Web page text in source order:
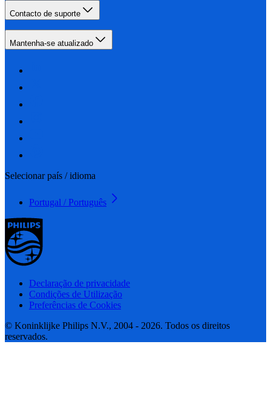
Contacto de suporte
Mantenha-se atualizado
Selecionar país / idioma
Portugal / Português
Declaração de privacidade
Condições de Utilização
Preferências de Cookies
© Koninklijke Philips N.V., 2004 - 2026. Todos os direitos
reservados.